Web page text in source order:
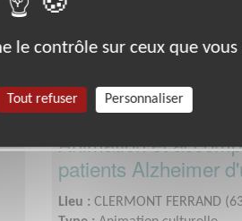
Animation et
patients Alzheimer
Lieu : CLERMONT FERRAND
le contrôle sur ceux que
Tout refuser Personnaliser